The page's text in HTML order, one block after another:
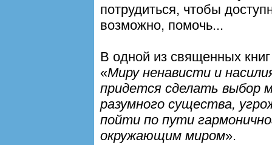
потрудиться, чтобы
возможно, помочь...
В одной из священных
«Миру ненависти и
придется сделать выбор
разумного существа,
пойти по пути
окружающим миром».